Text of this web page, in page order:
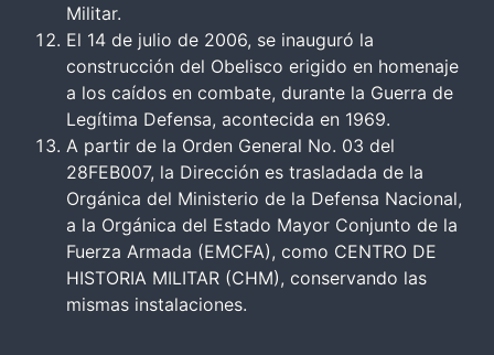
Militar.
El 14 de julio de 2006, se inauguró la
construcción del Obelisco erigido en homenaje
a los caídos en combate, durante la Guerra de
Legítima Defensa, acontecida en 1969.
A partir de la Orden General No. 03 del
28FEB007, la Dirección es trasladada de la
Orgánica del Ministerio de la Defensa Nacional,
a la Orgánica del Estado Mayor Conjunto de la
Fuerza Armada (EMCFA), como CENTRO DE
HISTORIA MILITAR (CHM), conservando las
mismas instalaciones.